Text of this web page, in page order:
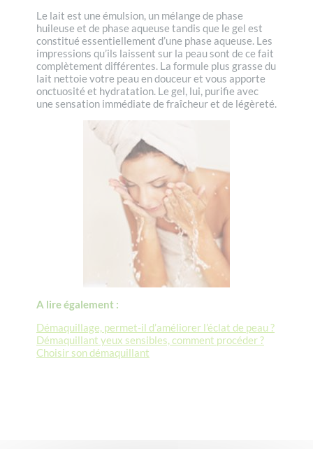
Le lait est une émulsion, un mélange de phase
huileuse et de phase aqueuse tandis que le gel est
constitué essentiellement d’une phase aqueuse. Les
impressions qu’ils laissent sur la peau sont de ce fait
complètement différentes. La formule plus grasse du
lait nettoie votre peau en douceur et vous apporte
onctuosité et hydratation. Le gel, lui, purifie avec
une sensation immédiate de fraîcheur et de légèreté.
A lire également :
Démaquillage, permet-il d’améliorer l’éclat de peau ?
Démaquillant yeux sensibles, comment procéder ?
Choisir son démaquillant